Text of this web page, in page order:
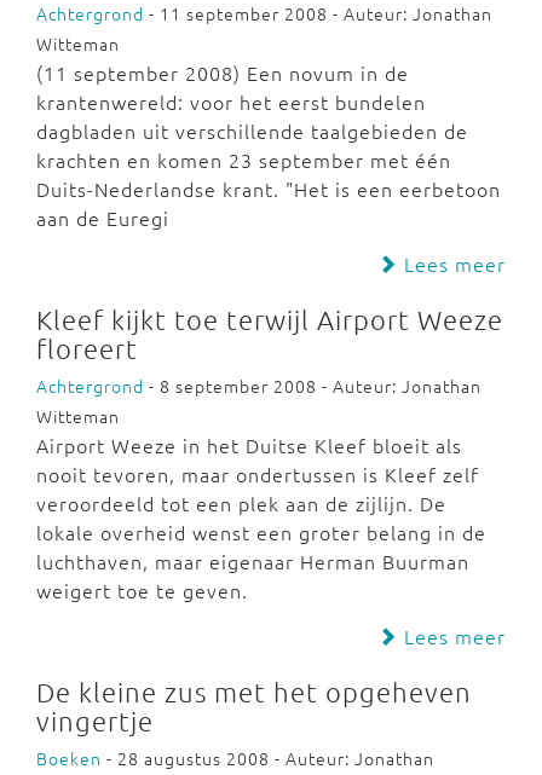
Achtergrond - 11 september 2008 - Auteur: Jonathan
Witteman
(11 september 2008) Een novum in de
krantenwereld: voor het eerst bundelen
dagbladen uit verschillende taalgebieden de
krachten en komen 23 september met één
Duits-Nederlandse krant. "Het is een eerbetoon
aan de Euregi
Lees meer
Kleef kijkt toe terwijl Airport Weeze
floreert
Achtergrond - 8 september 2008 - Auteur: Jonathan
Witteman
Airport Weeze in het Duitse Kleef bloeit als
nooit tevoren, maar ondertussen is Kleef zelf
veroordeeld tot een plek aan de zijlijn. De
lokale overheid wenst een groter belang in de
luchthaven, maar eigenaar Herman Buurman
weigert toe te geven.
Lees meer
De kleine zus met het opgeheven
vingertje
Boeken - 28 augustus 2008 - Auteur: Jonathan